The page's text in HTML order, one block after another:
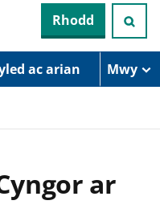
Rhodd
ac arian Mwy
ar